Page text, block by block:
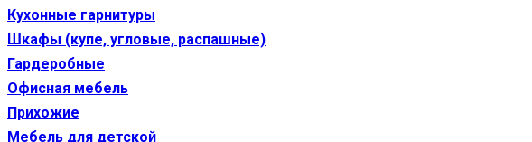
Кухонные гарнитуры
Шкафы (купе, угловые, распашные)
Гардеробные
Офисная мебель
Прихожие
Мебель для детской